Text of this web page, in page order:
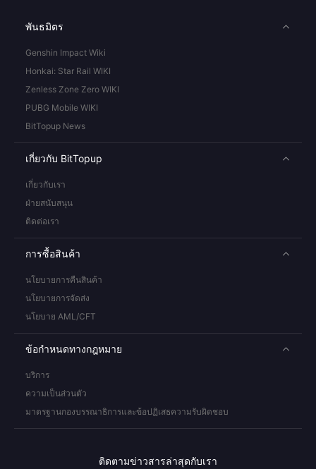
พันธมิตร
Genshin Impact Wiki
Honkai: Star Rail WIKI
Zenless Zone Zero WIKI
PUBG Mobile WIKI
BitTopup News
เกี่ยวกับ BitTopup
เกี่ยวกับเรา
ฝ่ายสนับสนุน
ติดต่อเรา
การซื้อสินค้า
นโยบายการคืนสินค้า
นโยบายการจัดส่ง
นโยบาย AML/CFT
ข้อกำหนดทางกฎหมาย
บริการ
ความเป็นส่วนตัว
มาตรฐานกองบรรณาธิการและข้อปฏิเสธความรับผิดชอบ
ติดตามข่าวสารล่าสุดกับเรา